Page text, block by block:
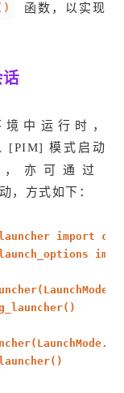
函数，以实现
中运行时，
[PIM] 模式启动
亦可通过
，方式如下：
import